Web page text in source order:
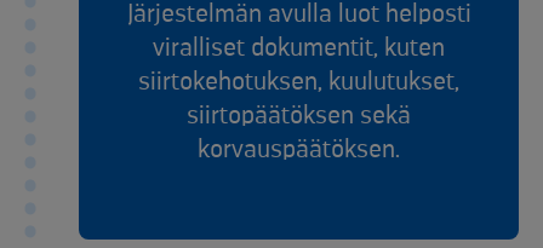
Järjestelmän avulla luot helposti
viralliset dokumentit, kuten
siirtokehotuksen, kuulutukset,
siirtopäätöksen sekä
korvauspäätöksen.